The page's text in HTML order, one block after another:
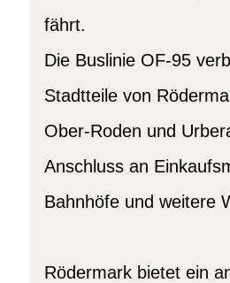
fährt.
Die Buslinie OF-95
Stadtteile von
Ober-Roden und
Anschluss an
Bahnhöfe und weitere
Rödermark bietet ein